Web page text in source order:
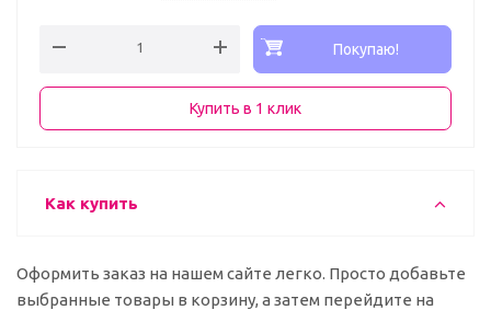
Покупаю!
Купить в 1 клик
Как купить
Оформить заказ на нашем сайте легко. Просто добавьте
выбранные товары в корзину, а затем перейдите на